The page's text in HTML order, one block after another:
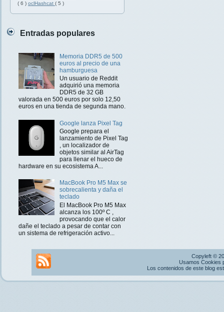
( 6 ) oclHashcat ( 5 )
Entradas populares
Memoria DDR5 de 500
euros al precio de una
hamburguesa
Un usuario de Reddit
adquirió una memoria
DDR5 de 32 GB
valorada en 500 euros por solo 12,50
euros en una tienda de segunda mano.
Google lanza Pixel Tag
Google prepara el
lanzamiento de Pixel Tag
, un localizador de
objetos similar al AirTag
para llenar el hueco de
hardware en su ecosistema A...
MacBook Pro M5 Max se
sobrecalienta y daña el
teclado
El MacBook Pro M5 Max
alcanza los 100º C ,
provocando que el calor
dañe el teclado a pesar de contar con
un sistema de refrigeración activo...
Copyleft ©
Usamos Cookies
Los contenidos de este blog